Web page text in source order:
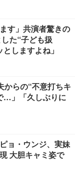
す」共演者驚きの
た“子ども扱
しますよね」
らの“不意打ちキ
…」「久しぶりに
ョ・ウンジ、実妹
大胆キャミ姿で